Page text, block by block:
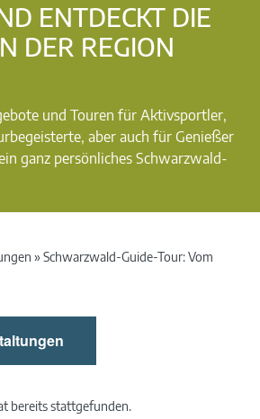
ENTDECKT DIE
DER REGION
und Touren für Aktivsportler,
aber auch für Genießer
ganz persönliches Schwarzwald-
» Schwarzwald-Guide-Tour: Vom
bereits stattgefunden.